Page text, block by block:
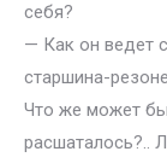
себя?
— Как он ведет
старшина-
Что же может
расшаталось?..